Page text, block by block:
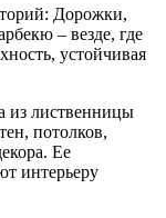
Дорожки,
– везде, где
устойчивая
из лиственницы
потолков,
Ее
интерьеру